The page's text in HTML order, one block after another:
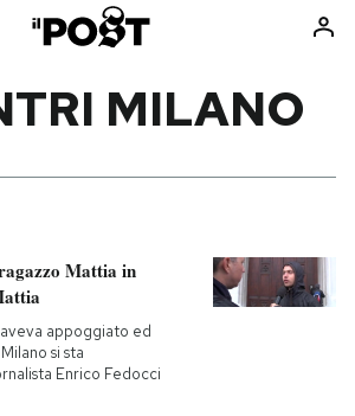
Consumismi
Ok Boomer!
Media
MILANO
Mattia in
appoggiato ed
si sta
Enrico Fedocci